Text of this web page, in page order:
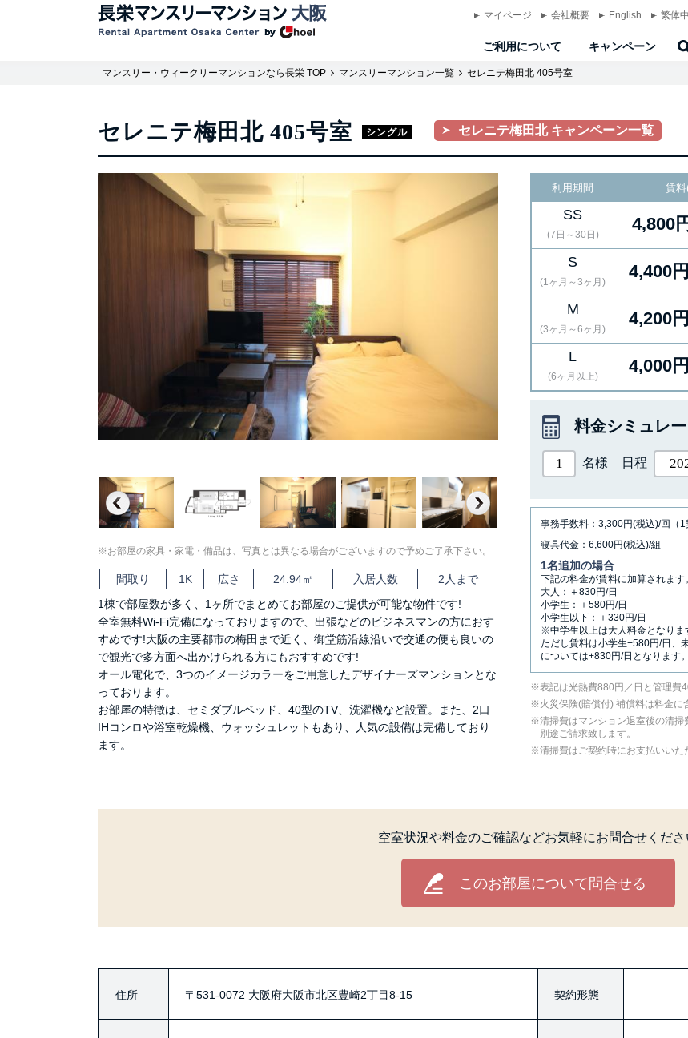
マイページ 会社概要 English 繁体
ご利用について キャンペーン
マンスリー・ウィークリーマンションなら長栄 TOP マンスリーマンション一覧 セレニテ梅田北 405号室
セレニテ梅田北 405号室 シングル セレニテ梅田北 キャンペーン一覧
Previous Next
※お部屋の家具・家電・備品は、写真とは異なる場合がございますので予めご了承下さい。
間取り 1K 広さ 24.94㎡ 入居人数
2人まで
1棟で部屋数が多く、1ヶ所でまとめてお部屋のご提供が可能な物件です!
全室無料Wi-Fi完備になっておりますので、出張などのビジネスマンの方におす
すめです!大阪の主要都市の梅田まで近く、御堂筋沿線沿いで交通の便も良いの
で観光で多方面へ出かけられる方にもおすすめです!
オール電化で、3つのイメージカラーをご用意したデザイナーズマンションとな
っております。
お部屋の特徴は、セミダブルベッド、40型のTV、洗濯機など設置。また、2口
IHコンロや浴室乾燥機、ウォッシュレットもあり、人気の設備は完備しており
ます。
利用期間 賃
SS
(7日～30日)
4,800
S
(1ヶ月～3ヶ月)
4,400円
M
(3ヶ月～6ヶ月)
4,200円
L
(6ヶ月以上)
4,000円
料金シミュレ
名様 日程
事務手数料：3,300円(税込)/回（1
寝具代金：6,600円(税込)/組
1名追加の場合
下記の料金が賃料に加算されます。
大人：＋830円/日
小学生：＋580円/日
小学生以下：＋330円/日
※中学生以上は大人料金となりま
ただし賃料は小学生+580円/日、
については+830円/日となります。
表記は光熱費880円／日と管理費
⽕災保険(賠償付) 補償料は料⾦に
清掃費はマンション退室後の清
別途ご請求致します。
清掃費はご契約時にお支払いいた
空室状況や料金のご確認などお気軽にお問合せくださ
このお部屋について問合せる
住所 〒531-0072 大阪府大阪市北区豊崎2丁目8-15 契約形態